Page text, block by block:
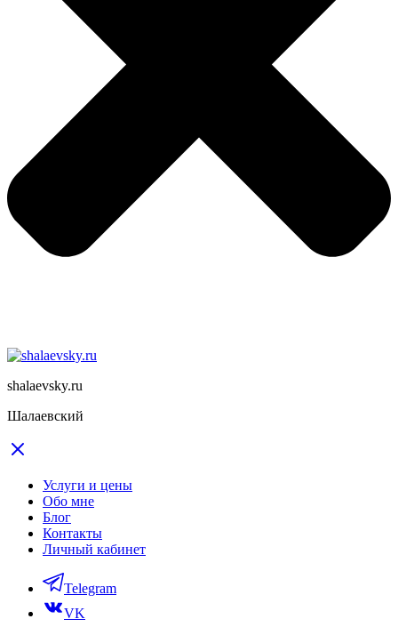
shalaevsky.ru
Шалаевский
Услуги и цены
Обо мне
Блог
Контакты
Личный кабинет
Telegram
VK